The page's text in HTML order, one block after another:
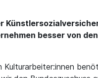
besser von